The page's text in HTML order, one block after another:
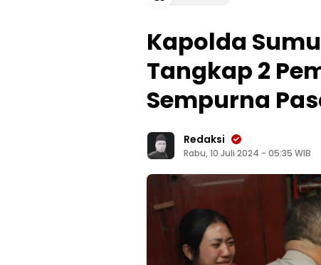
Kapolda
Tangkap 2
Sempurna
Redaksi
Rabu, 10 Juli 2024 - 05:35 WIB